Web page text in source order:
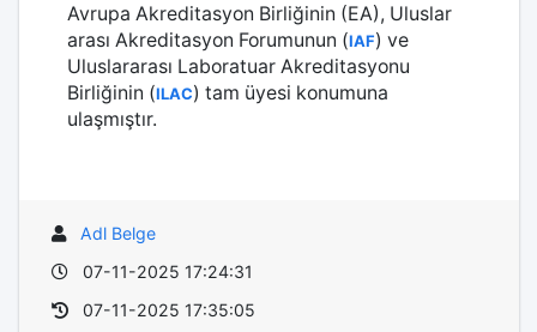
Avrupa Akreditasyon Birliğinin (EA), Uluslar
arası Akreditasyon Forumunun (IAF) ve
Uluslararası Laboratuar Akreditasyonu
Birliğinin (ILAC) tam üyesi konumuna
ulaşmıştır.
Adl Belge
07-11-2025 17:24:31
07-11-2025 17:35:05